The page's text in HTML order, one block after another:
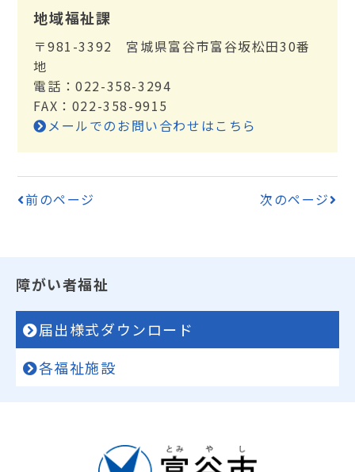
地域福祉課
〒981-3392 宮城県富谷市富谷坂松田30番
地
電話：022-358-3294
FAX：022-358-9915
メールでのお問い合わせはこちら
前のページ 次のページ
障がい者福祉
届出様式ダウンロード
各福祉施設